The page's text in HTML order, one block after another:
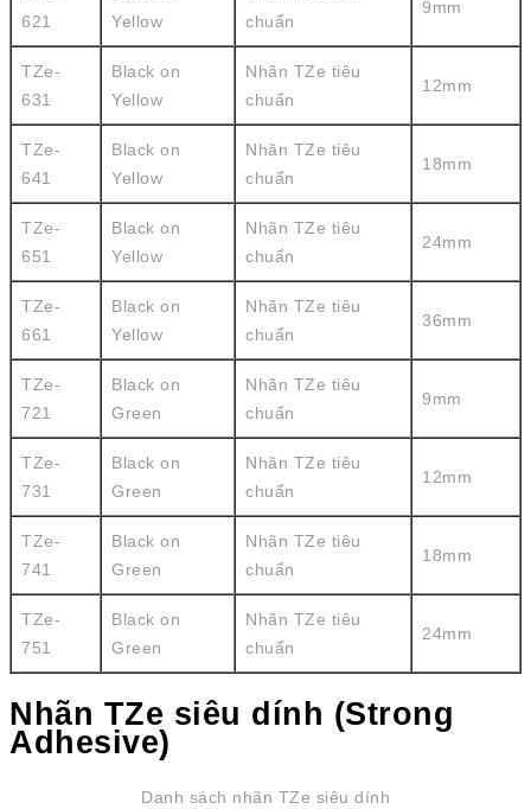
621
Yellow
chuẩn
9mm
TZe-
631
Black on
Yellow
Nhãn TZe tiêu
chuẩn
12mm
TZe-
641
Black on
Yellow
Nhãn TZe tiêu
chuẩn
18mm
TZe-
651
Black on
Yellow
Nhãn TZe tiêu
chuẩn
24mm
TZe-
661
Black on
Yellow
Nhãn TZe tiêu
chuẩn
36mm
TZe-
721
Black on
Green
Nhãn TZe tiêu
chuẩn
9mm
TZe-
731
Black on
Green
Nhãn TZe tiêu
chuẩn
12mm
TZe-
741
Black on
Green
Nhãn TZe tiêu
chuẩn
18mm
TZe-
751
Black on
Green
Nhãn TZe tiêu
chuẩn
24mm
Nhãn TZe siêu dính (Strong
Adhesive)
Danh sách nhãn TZe siêu dính